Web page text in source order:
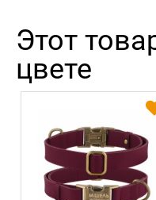
Этот
цвете